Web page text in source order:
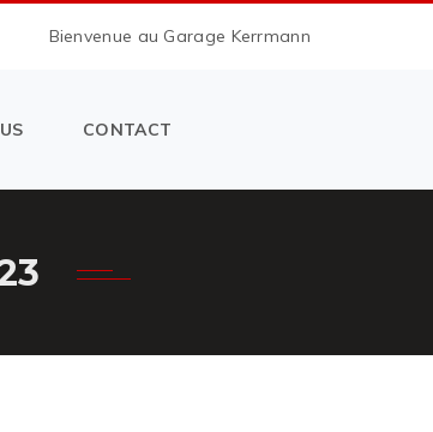
Bienvenue au Garage Kerrmann
CONTACT